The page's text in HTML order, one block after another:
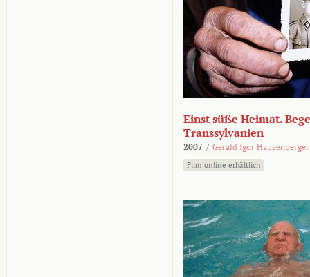
Einst süße Heimat.
Transsylvanien
2007 / Gerald Igor Hauzenberger
Film online erhältlich